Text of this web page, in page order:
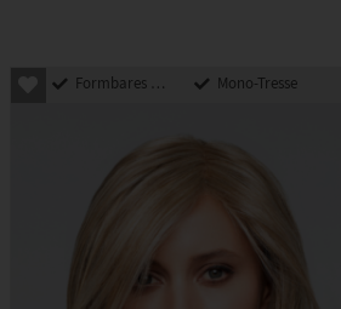
Formbares Kunsthaar Mono-Tresse